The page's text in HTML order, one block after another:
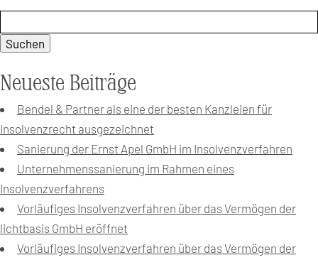
Neueste Beiträge
Bendel & Partner als eine der besten Kanzleien für
Insolvenzrecht ausgezeichnet
Sanierung der Ernst Apel GmbH im Insolvenzverfahren
Unternehmenssanierung im Rahmen eines
Insolvenzverfahrens
Vorläufiges Insolvenzverfahren über das Vermögen der
lichtbasis GmbH eröffnet
Vorläufiges Insolvenzverfahren über das Vermögen der